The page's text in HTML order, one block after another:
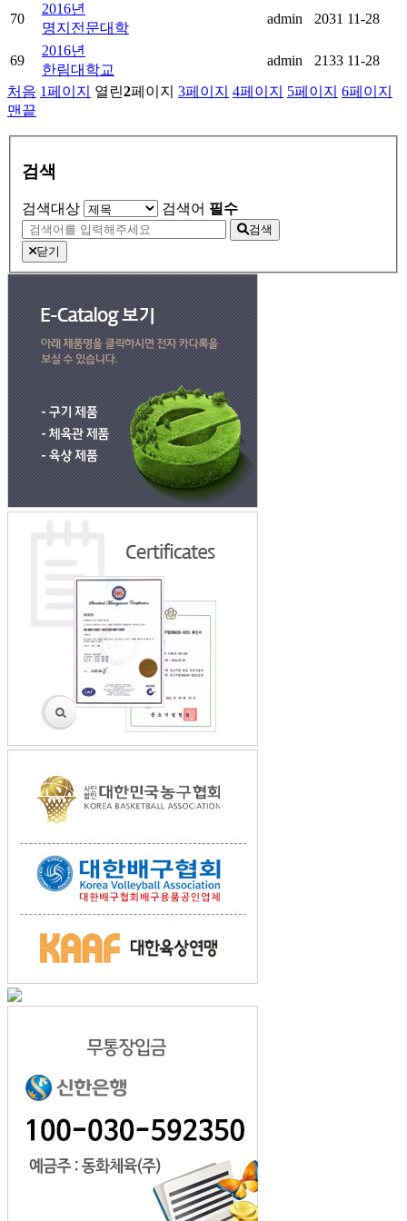
70
2016년
명지전문대학
admin 2031 11-28
69
2016년
한림대학교
admin 2133 11-28
처음 1페이지 열린2페이지 3페이지 4페이지 5페이지 6페이지
맨끝
검색
검색대상 검색어 필수
검색
닫기